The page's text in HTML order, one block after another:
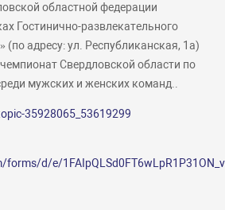
областной федерации
Гостинично-развлекательного
(по адресу: ул. Республиканская, 1а)
Свердловской области по
мужских и женских команд..
35928065_53619299
d/e/